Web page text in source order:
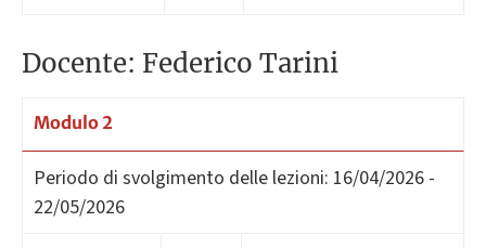
Docente: Federico Tarini
Modulo 2
Periodo di svolgimento delle lezioni: 16/04/2026 -
22/05/2026